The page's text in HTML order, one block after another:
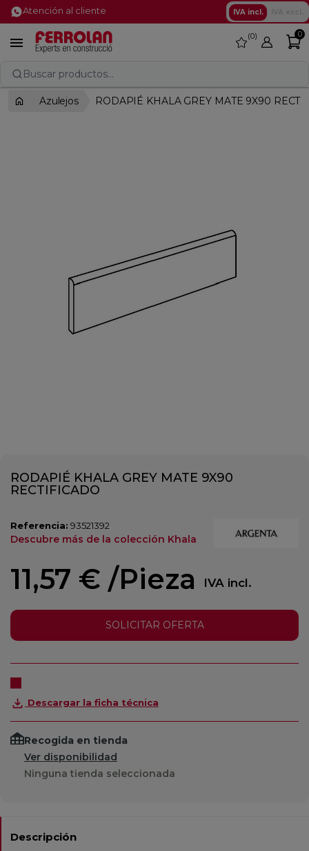
Atención al cliente IVA incl.
 favorite
0 0
Buscar productos...
Azulejos RODAPIÉ KHALA GREY MATE 9X90
RODAPIÉ KHALA GREY MATE 9X90
RECTIFICADO
Referencia: 93521392
Descubre más de la colección Khala
11,57 € /Pieza IVA incl.
SOLICITAR OFERTA
Descargar la ficha técnica
Recogida en tienda
Ver disponibilidad
Ninguna tienda seleccionada
Descripción